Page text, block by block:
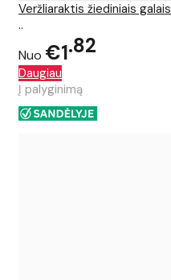
Veržliaraktis žiediniais galais
..
Nuo €1 82
Daugiau
Į palyginimą